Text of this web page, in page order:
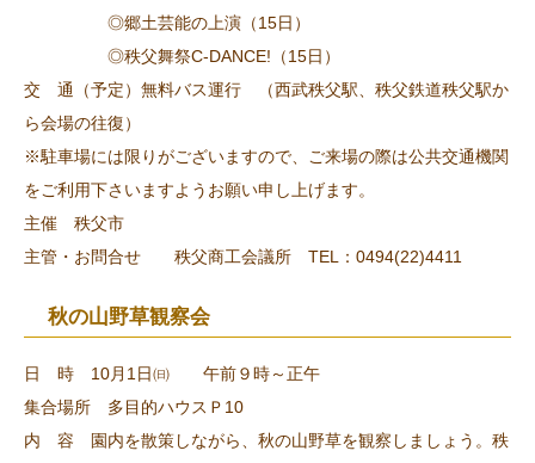
◎郷土芸能の上演（15日）
◎秩父舞祭C-DANCE!（15日）
交 通（予定）無料バス運行 （西武秩父駅、秩父鉄道秩父駅か
ら会場の往復）
※駐車場には限りがございますので、ご来場の際は公共交通機関
をご利用下さいますようお願い申し上げます。
主催 秩父市
主管・お問合せ 秩父商工会議所 TEL：0494(22)4411
秋の山野草観察会
日 時 10月1日㈰ 午前９時～正午
集合場所 多目的ハウスＰ10
内 容 園内を散策しながら、秋の山野草を観察しましょう。秩